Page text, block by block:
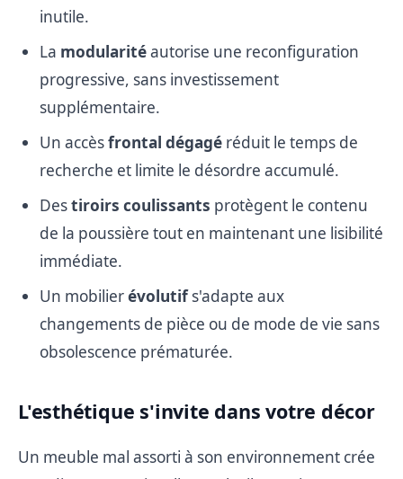
inutile.
La modularitéautorise une reconfiguration
progressive, sans investissement
supplémentaire.
Un accèsfrontal dégagé réduit le temps de
recherche et limite le désordre accumulé.
Destiroirs coulissants protègent le contenu
de la poussière tout en maintenant une lisibilité
immédiate.
Un mobilierévolutifs'adapte aux
changements de pièce ou de mode de vie sans
obsolescence prématurée.
L'esthétique s'invite dans votre décor
Un meuble mal assorti à son environnement crée